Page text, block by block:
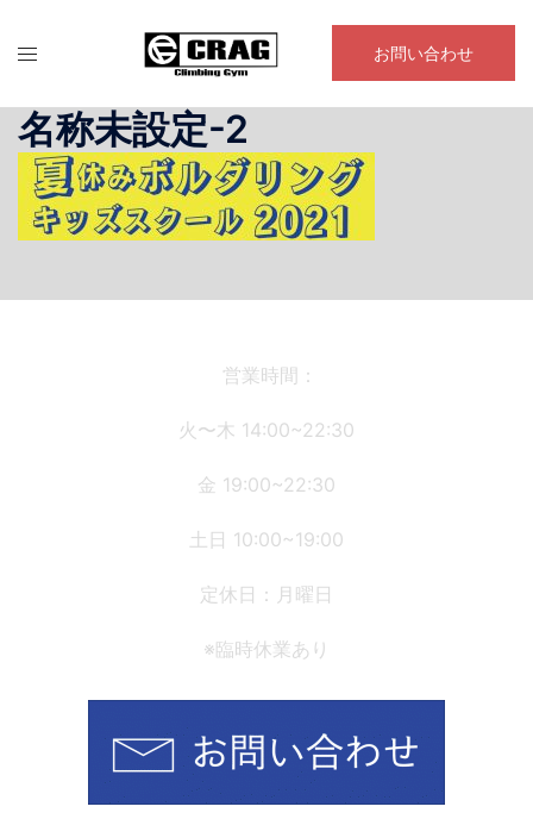
ン
お問い合わせ
名称未設定-2
営業時間：
火〜木 14:00~22:30
金 19:00~22:30
土日 10:00~19:00
定休日：月曜日
※臨時休業あり